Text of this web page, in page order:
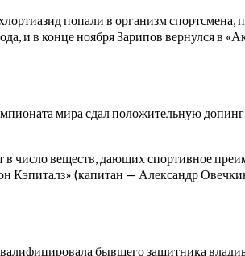
попали в организм спортсмена,
и в конце ноября Зарипов вернулся в
мира сдал положительную
в число веществ, дающих спортивное
Кэпиталз» (капитан — Александр
бывшего защитника